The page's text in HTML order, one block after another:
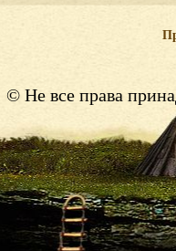
© Не все права